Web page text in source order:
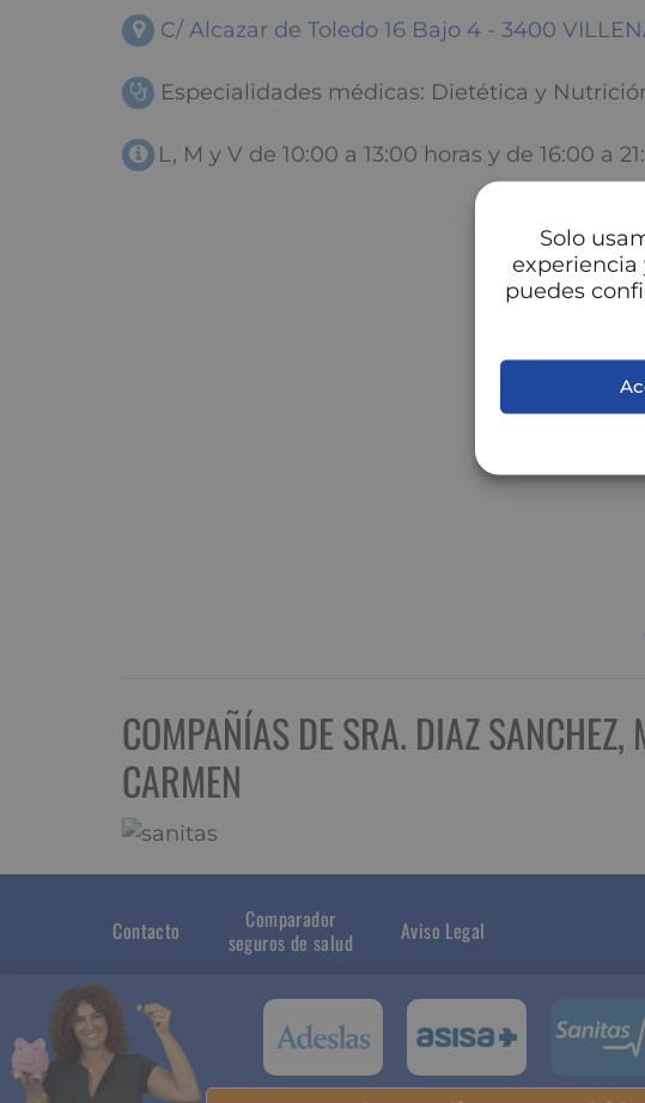
Solo
experiencia
puedes
C/ Alcazar de Toledo 16 Bajo 4 - 3400
Especialidades médicas: Dietética y
L, M y V de 10:00 a 13:00 horas y de 16:00 a
COMPAÑÍAS DE SRA. DIAZ SANCHEZ,
CARMEN
Contacto
Comparador
seguros de salud
Aviso Legal